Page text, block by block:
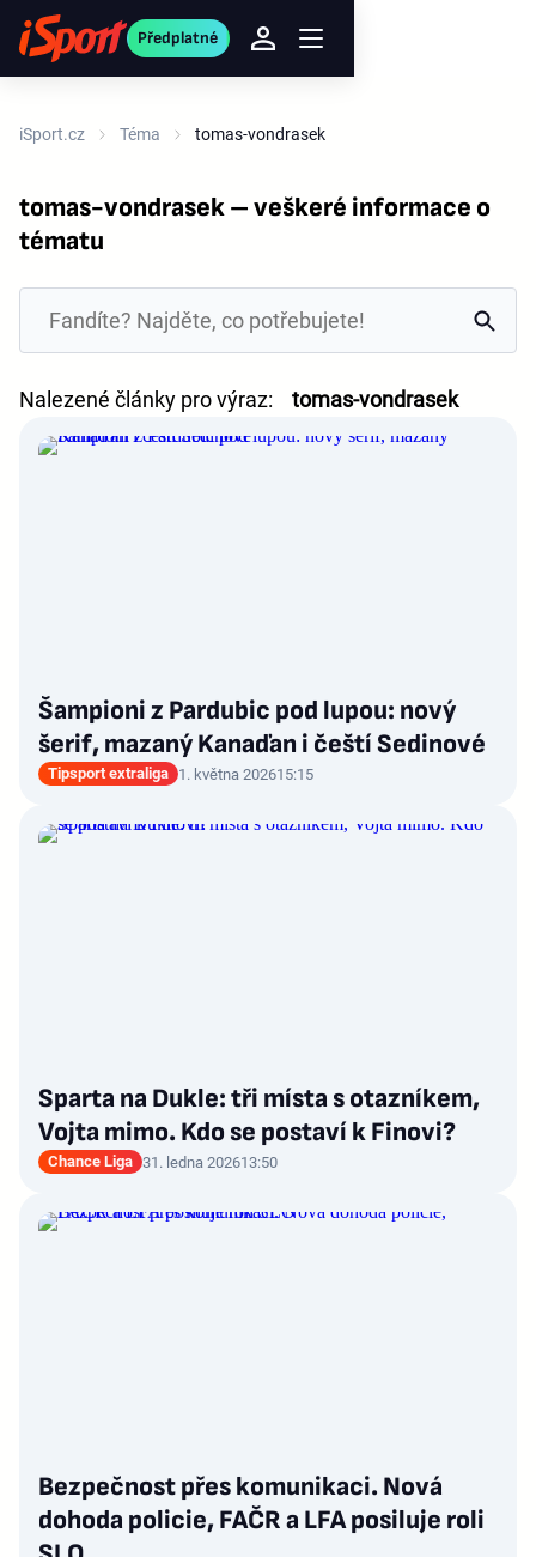
Předplatné
iSport.cz Téma tomas-vondrasek
tomas-vondrasek – veškeré informace o
tématu
Nalezené články pro výraz: tomas-vondrasek
Šampioni z Pardubic pod lupou: nový
šerif, mazaný Kanaďan i čeští Sedinové
Tipsport extraliga 1. května 202615:15
Sparta na Dukle: tři místa s otazníkem,
Vojta mimo. Kdo se postaví k Finovi?
Chance Liga 31. ledna 202613:50
Bezpečnost přes komunikaci. Nová
dohoda policie, FAČR a LFA posiluje roli